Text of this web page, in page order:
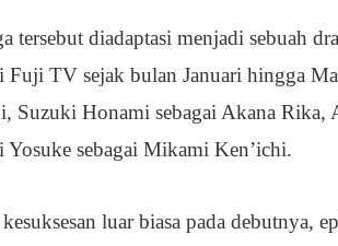
tersebut diadaptasi menjadi sebuah
Fuji TV sejak bulan Januari hingga
Suzuki Honami sebagai Akana Rika,
sebagai Mikami Ken’ichi.
luar biasa pada debutnya,